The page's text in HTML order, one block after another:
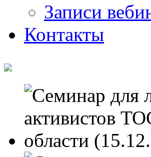
Записи
Контакты